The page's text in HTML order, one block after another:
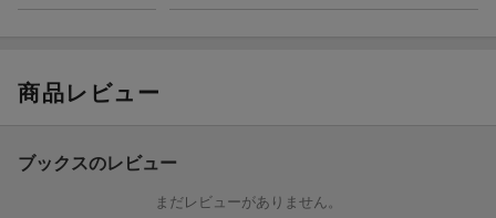
商品レビュー
ブックスのレビュー
まだレビューがありません。